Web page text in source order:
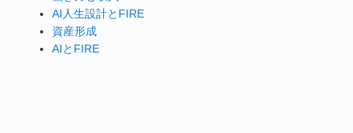
AI人生設計とFIRE
資産形成
AIとFIRE